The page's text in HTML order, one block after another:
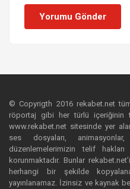
Yorumu Gönder
© Copyrigth 2016 rekabet.net
röportaj gibi her türlü içeriğinin
www.rekabet.net sitesinde yer
ses dosyaları,
düzenlemelerimizin telif
korunmaktadır. Bunlar
herhangi bir şekilde
yayınlanamaz. İzinsiz ve kaynak